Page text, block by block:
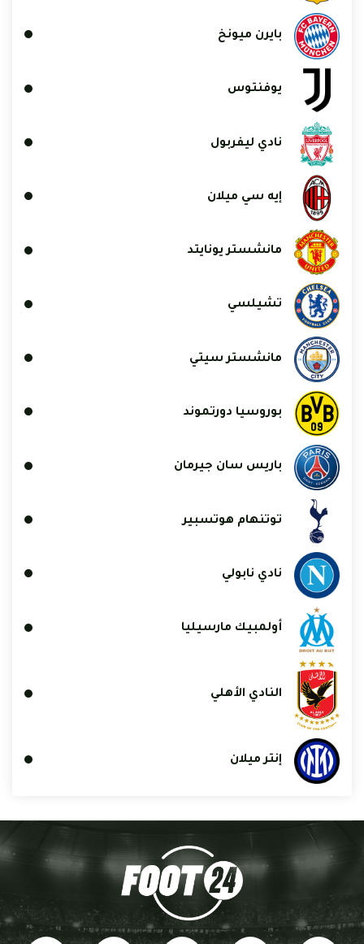
بايرن ميونخ
يوفنتوس
نادي ليفربول
إيه سي ميلان
مانشستر يونايتد
تشيلسي
مانشستر سيتي
بوروسيا دورتموند
باريس سان جيرمان
توتنهام هوتسبير
نادي نابولي
أولمبيك مارسيليا
النادي الأهلي
إنتر ميلان